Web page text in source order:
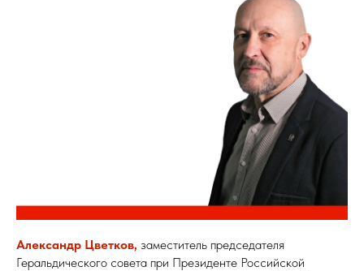
Александр Цветков, заместитель председателя
Геральдического совета при Президенте Российской